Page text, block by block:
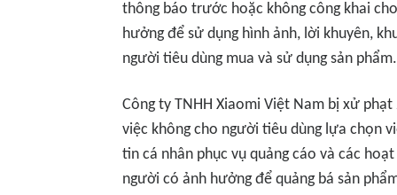
thông báo trước hoặc không công khai
hưởng để sử dụng hình ảnh, lời khuyên,
người tiêu dùng mua và sử dụng sản phẩm.
Công ty TNHH Xiaomi Việt Nam bị xử
việc không cho người tiêu dùng lựa chọn
tin cá nhân phục vụ quảng cáo và các
người có ảnh hưởng để quảng bá sản